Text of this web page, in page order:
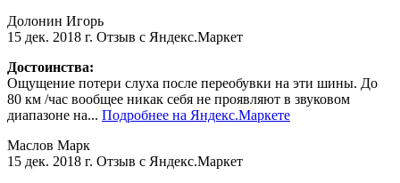
Долонин Игорь
15 дек. 2018 г. Отзыв с Яндекс.Маркет
Достоинства:
Ощущение потери слуха после переобувки на эти шины. До
80 км /час вообщее никак себя не проявляют в звуковом
диапазоне на... Подробнее на Яндекс.Маркете
Маслов Марк
15 дек. 2018 г. Отзыв с Яндекс.Маркет